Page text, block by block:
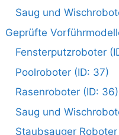
Saug und
Geprüfte
Fensterputzroboter
Poolroboter (ID: 37)
Rasenroboter (ID: 36)
Saug und
Staubsauger